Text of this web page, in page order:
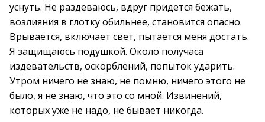
уснуть. Не раздеваюсь, вдруг придется бежать,
возлияния в глотку обильнее, становится опасно.
Врывается, включает свет, пытается меня достать.
Я защищаюсь подушкой. Около получаса
издевательств, оскорблений, попыток ударить.
Утром ничего не знаю, не помню, ничего этого не
было, я не знаю, что это со мной. Извинений,
которых уже не надо, не бывает никогда.